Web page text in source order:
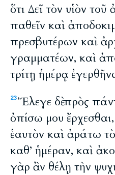
ὅτι Δεῖ τὸν υἱὸν
παθεῖν καὶ
πρεσβυτέρων καὶ
γραμματέων, καὶ
τρίτῃ ἡμέρᾳ
23Ἔλεγε δὲ πρὸς
ὀπίσω μου
ἑαυτὸν καὶ ἀράτω
καθ’ ἡμέραν, καὶ
γὰρ ἂν θέλῃ τὴν